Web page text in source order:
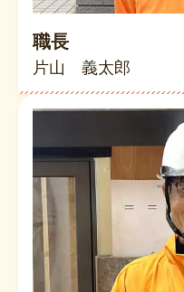
職長
片山 義太郎